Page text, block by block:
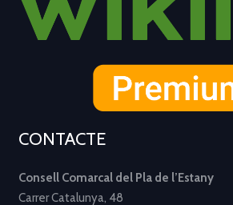
CONTACTE
Consell Comarcal del Pla de l’Estany
Carrer Catalunya, 48